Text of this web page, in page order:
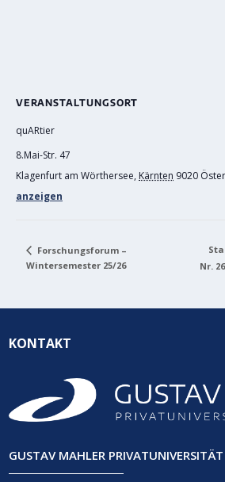
VERANSTALTUNGSORT
quARtier
8.Mai-Str. 47
Klagenfurt am Wörthersee, Kärnten 9020
anzeigen
Forschungsforum –
Wintersemester 25/26
Nr. 26
KONTAKT
GUSTAV MAHLER